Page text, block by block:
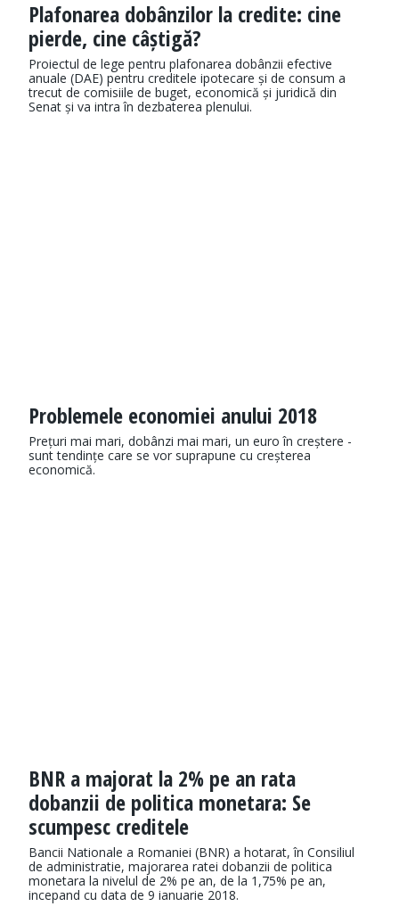
Plafonarea dobânzilor la credite: cine
pierde, cine câștigă?
Proiectul de lege pentru plafonarea dobânzii efective
anuale (DAE) pentru creditele ipotecare și de consum a
trecut de comisiile de buget, economică și juridică din
Senat și va intra în dezbaterea plenului.
Problemele economiei anului 2018
Prețuri mai mari, dobânzi mai mari, un euro în creștere -
sunt tendințe care se vor suprapune cu creșterea
economică.
BNR a majorat la 2% pe an rata
dobanzii de politica monetara: Se
scumpesc creditele
Bancii Nationale a Romaniei (BNR) a hotarat, în Consiliul
de administratie, majorarea ratei dobanzii de politica
monetara la nivelul de 2% pe an, de la 1,75% pe an,
incepand cu data de 9 ianuarie 2018.